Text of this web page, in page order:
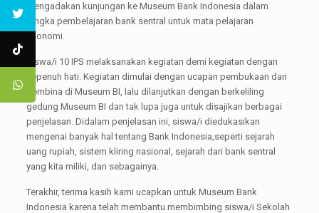
mengadakan kunjungan ke Museum Bank Indonesia dalam
rangka pembelajaran bank sentral untuk mata pelajaran
ekonomi.
Siswa/i 10 IPS melaksanakan kegiatan demi kegiatan dengan
sepenuh hati. Kegiatan dimulai dengan ucapan pembukaan dari
pembina di Museum BI, lalu dilanjutkan dengan berkeliling
gedung Museum BI dan tak lupa juga untuk disajikan berbagai
penjelasan. Didalam penjelasan ini, siswa/i diedukasikan
mengenai banyak hal tentang Bank Indonesia,seperti sejarah
uang rupiah, sistem kliring nasional, sejarah dari bank sentral
yang kita miliki, dan sebagainya.
Terakhir, terima kasih kami ucapkan untuk Museum Bank
Indonesia karena telah membantu membimbing siswa/i Sekolah